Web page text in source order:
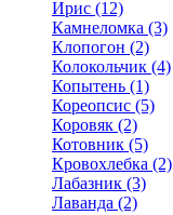
Ирис (12)
Камнеломка (3)
Клопогон (2)
Колокольчик (4)
Копытень (1)
Кореопсис (5)
Коровяк (2)
Котовник (5)
Кровохлебка (2)
Лабазник (3)
Лаванда (2)